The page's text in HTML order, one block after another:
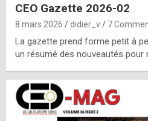
CEO Gazette 2026-02
8 mars 2026 didier_v 7
La gazette prend forme petit à
un résumé des nouveautés pour